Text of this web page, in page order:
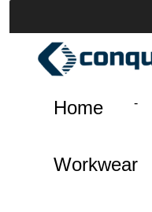
Home
Workwear